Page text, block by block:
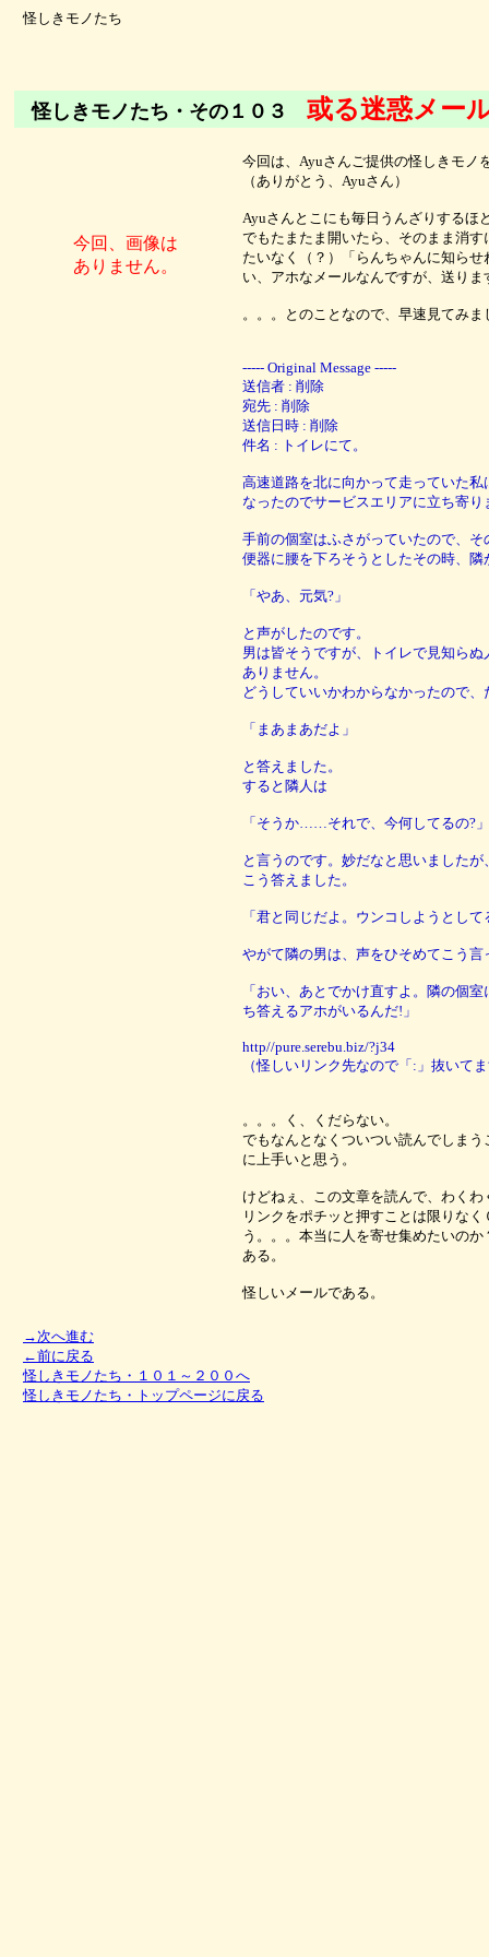
怪しきモノたち
怪しきモノたち・その１０３ 或る迷惑メー
今回、画像は
ありません。
今回は、Ayuさんご提供の怪しきモノ
（ありがとう、Ayuさん）
Ayuさんとこにも毎日うんざりするほ
でもたまたま開いたら、そのまま消す
たいなく（？）「らんちゃんに知らせ
い、アホなメールなんですが、送りま
。。。とのことなので、早速見てみま
----- Original Message -----
送信者 : 削除
宛先 : 削除
送信日時 : 削除
件名 : トイレにて。
高速道路を北に向かって走っていた私
なったのでサービスエリアに立ち寄り
手前の個室はふさがっていたので、そ
便器に腰を下ろそうとしたその時、隣
「やあ、元気?」
と声がしたのです。
男は皆そうですが、トイレで見知ら
ありません。
どうしていいかわからなかったので、
「まあまあだよ」
と答えました。
すると隣人は
「そうか……それで、今何してるの?」
と言うのです。妙だなと思いました
こう答えました。
「君と同じだよ。ウンコしようとし
やがて隣の男は、声をひそめてこう言
「おい、あとでかけ直すよ。隣の個
ち答えるアホがいるんだ!」
http//pure.serebu.biz/?j34
（怪しいリンク先なので「:」抜いて
。。。く、くだらない。
でもなんとなくついつい読んでしまう
に上手いと思う。
けどねぇ、この文章を読んで、わく
リンクをポチッと押すことは限りな
う。。。本当に人を寄せ集めたいの
ある。
怪しいメールである。
→次へ進む
←前に戻る
怪しきモノたち・１０１～２００へ
怪しきモノたち・トップページに戻る